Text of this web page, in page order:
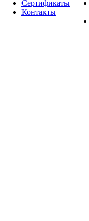
Сертификаты
Контакты